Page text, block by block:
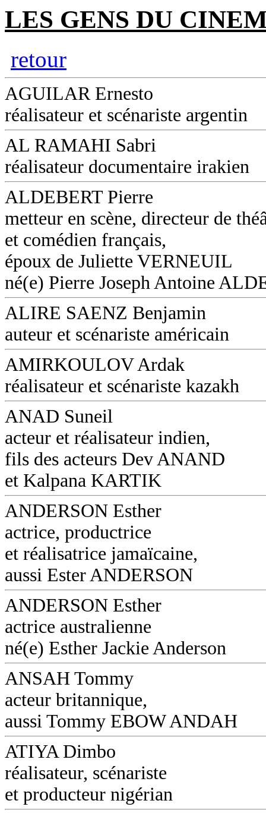
LES GENS DU
retour
AGUILAR Ernesto
réalisateur et scénariste argentin
AL RAMAHI Sabri
réalisateur documentaire irakien
ALDEBERT Pierre
metteur en scène, directeur de
et comédien français,
époux de Juliette VERNEUIL
né(e) Pierre Joseph Antoine
ALIRE SAENZ Benjamin
auteur et scénariste américain
AMIRKOULOV Ardak
réalisateur et scénariste kazakh
ANAD Suneil
acteur et réalisateur indien,
fils des acteurs Dev ANAND
et Kalpana KARTIK
ANDERSON Esther
actrice, productrice
et réalisatrice jamaïcaine,
aussi Ester ANDERSON
ANDERSON Esther
actrice australienne
né(e) Esther Jackie Anderson
ANSAH Tommy
acteur britannique,
aussi Tommy EBOW ANDAH
ATIYA Dimbo
réalisateur, scénariste
et producteur nigérian